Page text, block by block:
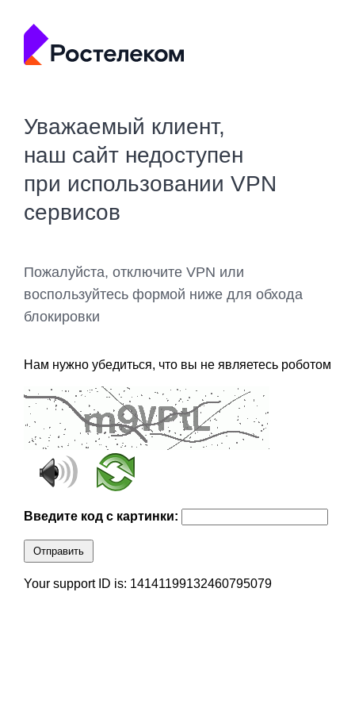
Уважаемый клиент,
наш сайт недоступен
при использовании VPN
сервисов
Пожалуйста, отключите VPN или
воспользуйтесь формой ниже для обхода
блокировки
Нам нужно убедиться, что вы не являетесь роботом
Введите код с картинки:
Отправить
Your support ID is: 14141199132460795079